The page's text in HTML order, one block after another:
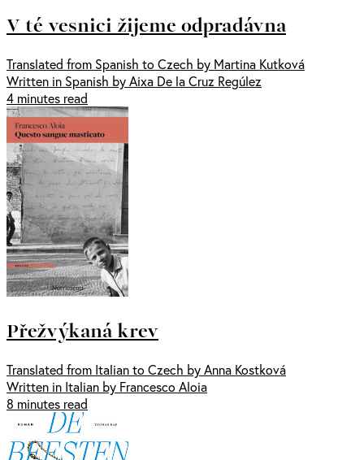
V té vesnici žijeme odpradávna
Translated from Spanish to Czech by Martina Kutková
Written in Spanish by Aixa De la Cruz Regúlez
4 minutes read
Přežvýkaná krev
Translated from Italian to Czech by Anna Kostková
Written in Italian by Francesco Aloia
8 minutes read